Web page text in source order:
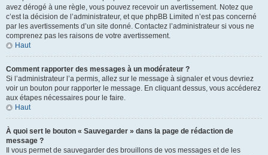
avez dérogé à une règle, vous pouvez recevoir un avertissement. Notez que
c’est la décision de l’administrateur, et que phpBB Limited n’est pas concerné
par les avertissements d’un site donné. Contactez l’administrateur si vous ne
comprenez pas les raisons de votre avertissement.
Haut
Comment rapporter des messages à un modérateur ?
Si l’administrateur l’a permis, allez sur le message à signaler et vous devriez
voir un bouton pour rapporter le message. En cliquant dessus, vous accéderez
aux étapes nécessaires pour le faire.
Haut
À quoi sert le bouton « Sauvegarder » dans la page de rédaction de
message ?
Il vous permet de sauvegarder des brouillons de vos messages et de les